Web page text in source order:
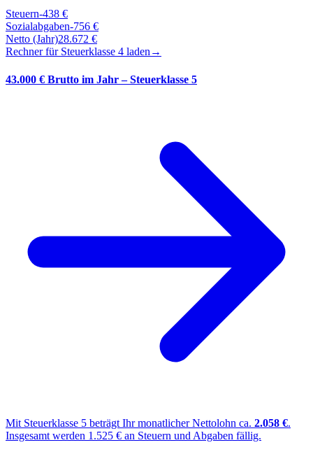
Steuern-438 €
Sozialabgaben-756 €
Netto (Jahr)28.672 €
Rechner für Steuerklasse 4 laden →
43.000 € Brutto im Jahr – Steuerklasse 5
Mit Steuerklasse 5 beträgt Ihr monatlicher Nettolohn ca. 2.058 €.
Insgesamt werden 1.525 € an Steuern und Abgaben fällig.